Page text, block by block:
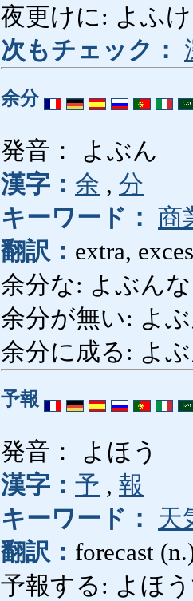
夜更けに: よふ
次もチェック：
余分
発音： よぶん
漢字： 余 , 分
キーワード： 商
翻訳： extra,
余分な: よぶんな
余分が無い: よ
余分に成る: よ
予報
発音： よほう
漢字： 予 , 報
キーワード：
天
翻訳： forecast
予報する: よほう